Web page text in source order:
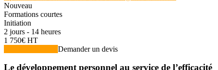
Nouveau
Formations courtes
Initiation
2 jours - 14 heures
1 750€ HT
Demander un devis
Le développement personnel au service de l’efficacité